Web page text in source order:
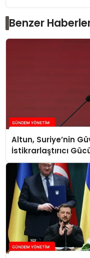
Benzer
Altun, Suriye’nin
İstikrarlaştırıcı